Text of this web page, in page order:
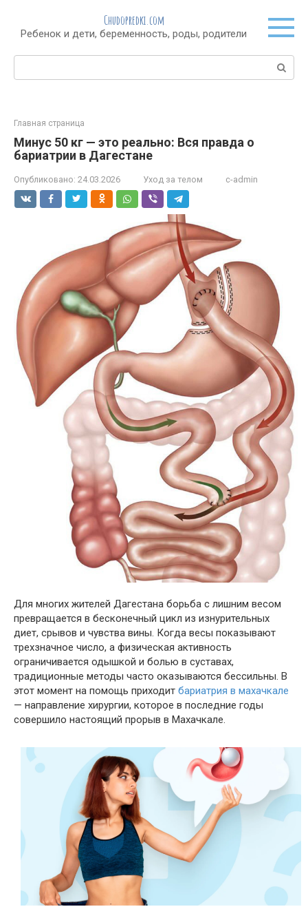
контенту
Chudopredki.com
Ребенок и дети, беременность, роды, родители
Поиск:
Главная страница
Минус 50 кг — это реально: Вся правда о
бариатрии в Дагестане
Опубликовано: 24.03.2026 Уход за телом c-admin
Для многих жителей Дагестана борьба с лишним весом
превращается в бесконечный цикл из изнурительных
диет, срывов и чувства вины. Когда весы показывают
трехзначное число, а физическая активность
ограничивается одышкой и болью в суставах,
традиционные методы часто оказываются бессильны. В
этот момент на помощь приходит бариатрия в махачкале
— направление хирургии, которое в последние годы
совершило настоящий прорыв в Махачкале.